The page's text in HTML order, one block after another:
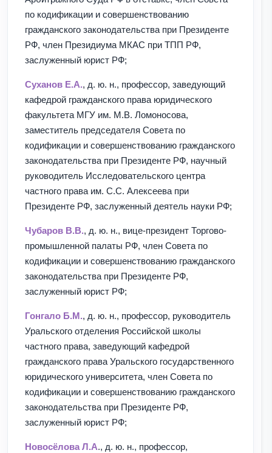
по кодификации и совершенствованию
гражданского законодательства при Президенте
РФ, член Президиума МКАС при ТПП РФ,
заслуженный юрист РФ;
Суханов Е.А., д. ю. н., профессор, заведующий
кафедрой гражданского права юридического
факультета МГУ им. М.В. Ломоносова,
заместитель председателя Совета по
кодификации и совершенствованию гражданского
законодательства при Президенте РФ, научный
руководитель Исследовательского центра
частного права им. С.С. Алексеева при
Президенте РФ, заслуженный деятель науки РФ;
Чубаров В.В., д. ю. н., вице-президент Торгово-
промышленной палаты РФ, член Совета по
кодификации и совершенствованию гражданского
законодательства при Президенте РФ,
заслуженный юрист РФ;
Гонгало Б.М., д. ю. н., профессор, руководитель
Уральского отделения Российской школы
частного права, заведующий кафедрой
гражданского права Уральского государственного
юридического университета, член Совета по
кодификации и совершенствованию гражданского
законодательства при Президенте РФ,
заслуженный юрист РФ;
Новосёлова Л.А., д. ю. н., профессор,